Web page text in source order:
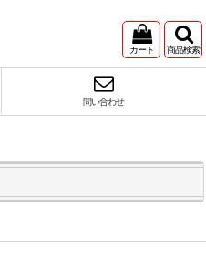
カート 商品検索
問い合わせ